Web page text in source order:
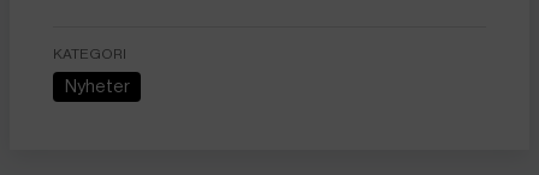
KATEGORI
Nyheter